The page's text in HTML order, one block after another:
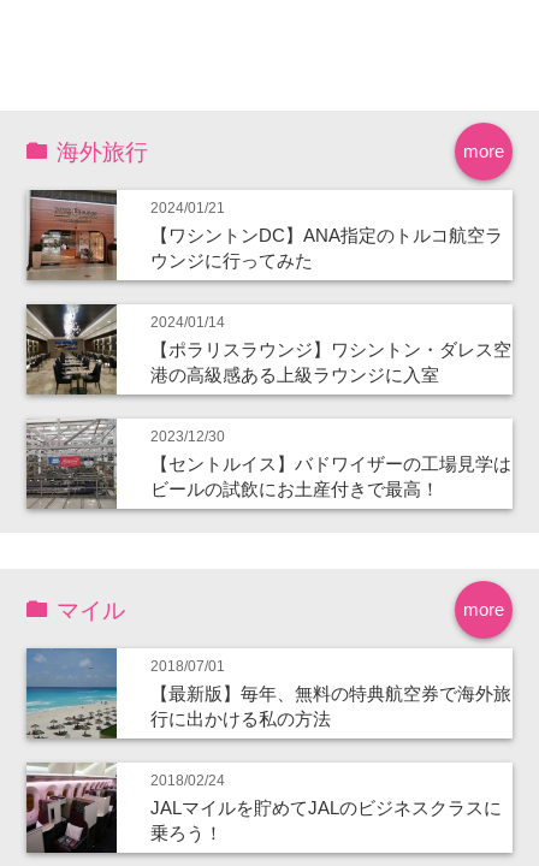
more
海外旅行
2024/01/21
【ワシントンDC】ANA指定のトルコ航空ラ
ウンジに行ってみた
2024/01/14
【ポラリスラウンジ】ワシントン・ダレス空
港の高級感ある上級ラウンジに入室
2023/12/30
【セントルイス】バドワイザーの工場見学は
ビールの試飲にお土産付きで最高！
more
マイル
2018/07/01
【最新版】毎年、無料の特典航空券で海外旅
行に出かける私の方法
2018/02/24
JALマイルを貯めてJALのビジネスクラスに
乗ろう！